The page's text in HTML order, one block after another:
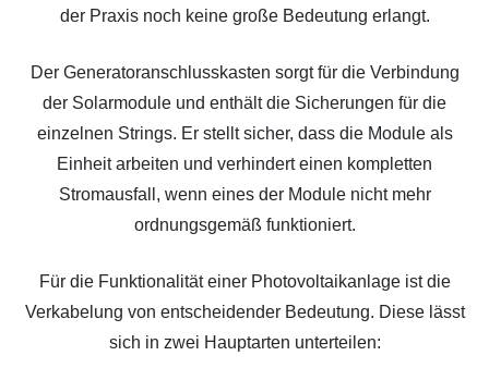
der Praxis noch keine große Bedeutung erlangt.
Der Generatoranschlusskasten sorgt für die Verbindung
der Solarmodule und enthält die Sicherungen für die
einzelnen Strings. Er stellt sicher, dass die Module als
Einheit arbeiten und verhindert einen kompletten
Stromausfall, wenn eines der Module nicht mehr
ordnungsgemäß funktioniert.
Für die Funktionalität einer Photovoltaikanlage ist die
Verkabelung von entscheidender Bedeutung. Diese lässt
sich in zwei Hauptarten unterteilen: